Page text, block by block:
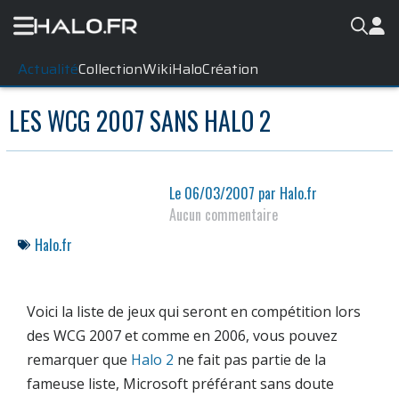
ActualitéCollectionWikiHaloCréation
LES WCG 2007 SANS HALO 2
Le 06/03/2007 par Halo.fr
Aucun commentaire
Halo.fr
Voici la liste de jeux qui seront en compétition lors
des WCG 2007 et comme en 2006, vous pouvez
remarquer que Halo 2 ne fait pas partie de la
fameuse liste, Microsoft préférant sans doute